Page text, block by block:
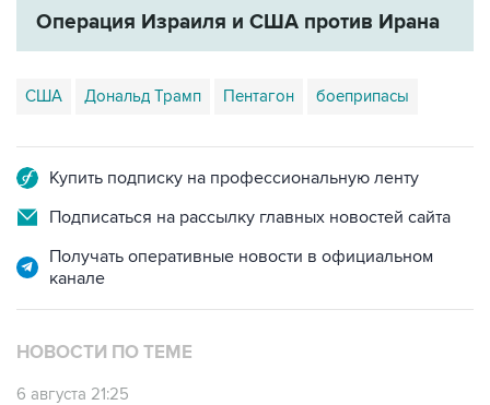
Операция Израиля и США против Ирана
США Дональд Трамп Пентагон боеприпасы
Купить подписку на профессиональную ленту
Подписаться на рассылку главных новостей сайта
Получать оперативные новости в официальном
канале
НОВОСТИ ПО ТЕМЕ
6 августа 21:25